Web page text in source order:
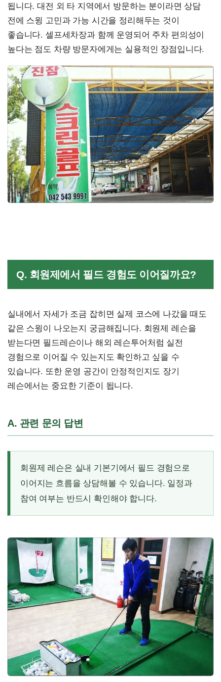
됩니다. 대전 외 타 지역에서 방문하는 분이라면 상담
전에 스윙 고민과 가능 시간을 정리해두는 것이
좋습니다. 셀프세차장과 함께 운영되어 주차 편의성이
높다는 점도 차량 방문자에게는 실용적인 장점입니다.
Q. 회원제에서 필드 경험도 이어질까요?
실내에서 자세가 조금 잡히면 실제 코스에 나갔을 때도
같은 스윙이 나오는지 궁금해집니다. 회원제 레슨을
받는다면 필드레슨이나 해외 레슨투어처럼 실전
경험으로 이어질 수 있는지도 확인하고 싶을 수
있습니다. 또한 운영 공간이 안정적인지도 장기
레슨에서는 중요한 기준이 됩니다.
A. 관련 문의 답변
회원제 레슨은 실내 기본기에서 필드 경험으로
이어지는 흐름을 상담해볼 수 있습니다. 일정과
참여 여부는 반드시 확인해야 합니다.